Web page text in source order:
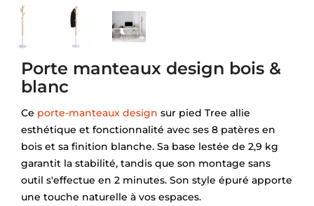
Porte manteaux design bois &
blanc
Ce porte-manteaux design sur pied Tree allie
esthétique et fonctionnalité avec ses 8 patères en
bois et sa finition blanche. Sa base lestée de 2,9 kg
garantit la stabilité, tandis que son montage sans
outil s'effectue en 2 minutes. Son style épuré apporte
une touche naturelle à vos espaces.